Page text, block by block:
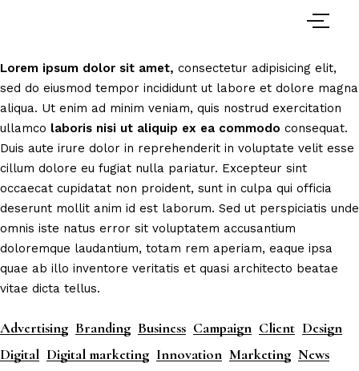
Lorem ipsum dolor sit amet, consectetur adipisicing elit,
sed do eiusmod tempor incididunt ut labore et dolore magna
aliqua. Ut enim ad minim veniam, quis nostrud exercitation
ullamco laboris nisi ut aliquip ex ea commodo consequat.
Duis aute irure dolor in reprehenderit in voluptate velit esse
cillum dolore eu fugiat nulla pariatur. Excepteur sint
occaecat cupidatat non proident, sunt in culpa qui officia
deserunt mollit anim id est laborum. Sed ut perspiciatis unde
omnis iste natus error sit voluptatem accusantium
doloremque laudantium, totam rem aperiam, eaque ipsa
quae ab illo inventore veritatis et quasi architecto beatae
vitae dicta tellus.
Advertising Branding Business Campaign Client Design
Digital Digital marketing Innovation Marketing News